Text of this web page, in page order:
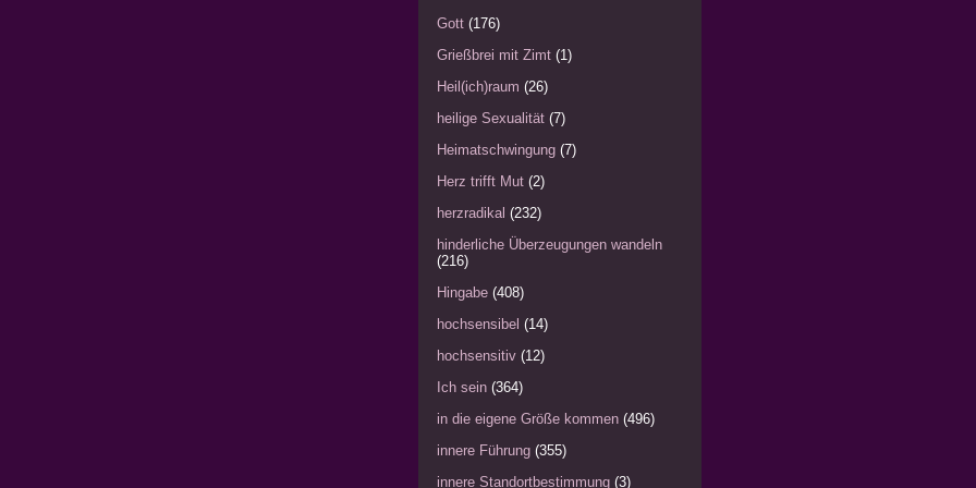
Gott (176)
Grießbrei mit Zimt (1)
Heil(ich)raum (26)
heilige Sexualität (7)
Heimatschwingung (7)
Herz trifft Mut (2)
herzradikal (232)
hinderliche Überzeugungen wandeln
(216)
Hingabe (408)
hochsensibel (14)
hochsensitiv (12)
Ich sein (364)
in die eigene Größe kommen (496)
innere Führung (355)
innere Standortbestimmung (3)